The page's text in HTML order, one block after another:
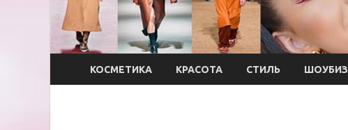
КОСМЕТИКА КРАСОТА СТИЛЬ ШОУБИЗ